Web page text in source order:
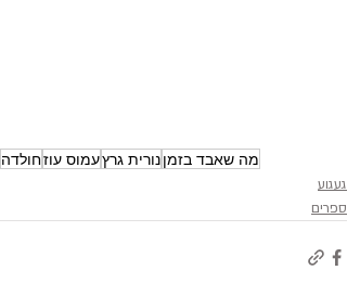
מה שאבד בזמןנורית גרץעמוס עוזחולדה
געגוע
ספרים